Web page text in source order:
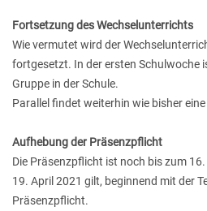
Fortsetzung des Wechselunterrichts
Wie vermutet wird der
fortgesetzt. In der ersten Schulwoche
Gruppe in der Schule.
Parallel findet weiterhin wie bisher
Aufhebung der Präsenzpflicht
Die Präsenzpflicht ist noch bis zum
19. April 2021 gilt, beginnend mit der
Präsenzpflicht.